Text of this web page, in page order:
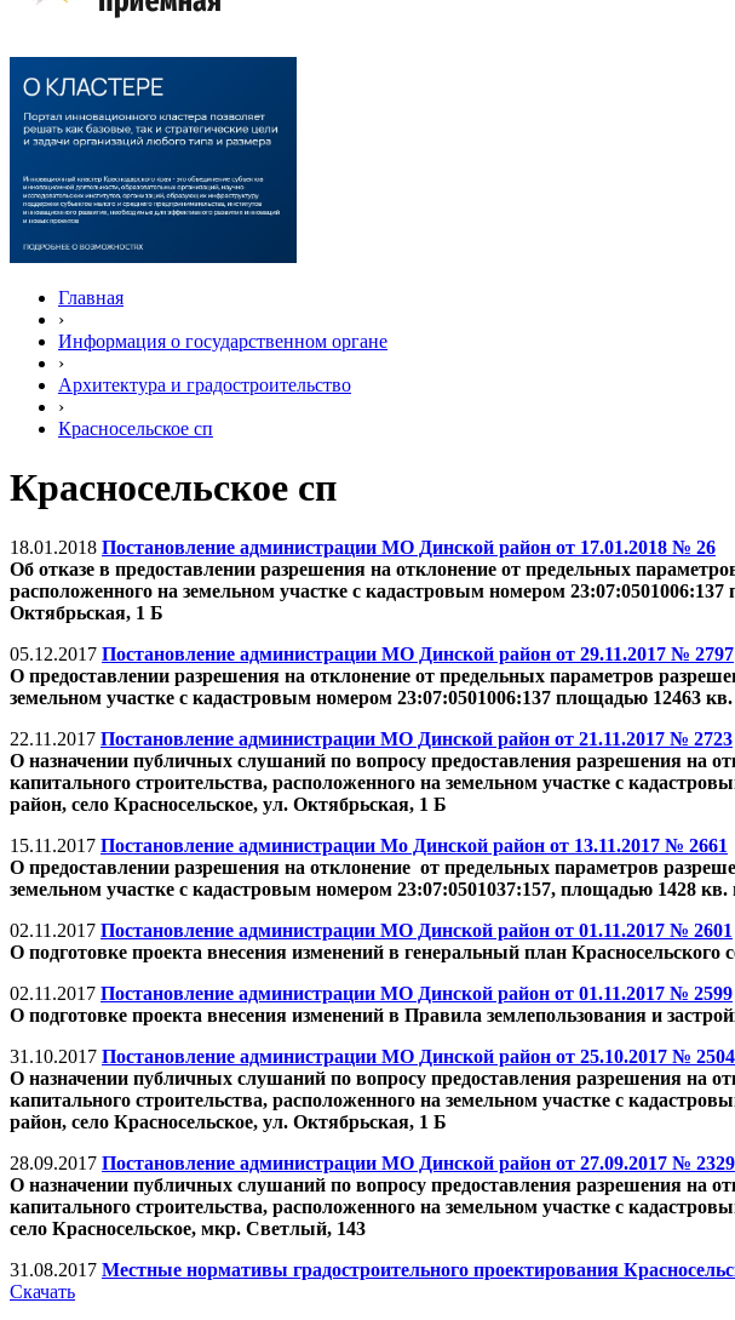
Главная
›
Информация о государственном органе
›
Архитектура и градостроительство
›
Красносельское сп
Красносельское сп
18.01.2018 Постановление администрации МО Динской район от 17.01.2018 № 26
Об отказе в предоставлении разрешения на отклонение от предельных
расположенного на земельном участке с кадастровым номером
Октябрьская, 1 Б
05.12.2017 Постановление администрации МО Динской район от 29.11.2017 № 2797
О предоставлении разрешения на отклонение от предельных параметров
земельном участке с кадастровым номером 23:07:0501006:137 площадью 12463
22.11.2017 Постановление администрации МО Динской район от 21.11.2017 № 2723
О назначении публичных слушаний по вопросу предоставления разрешения на
капитального строительства, расположенного на земельном участке с
район, село Красносельское, ул. Октябрьская, 1 Б
15.11.2017 Постановление администрации Мо Динской район от 13.11.2017 № 2661
О предоставлении разрешения на отклонение от предельных параметров
земельном участке с кадастровым номером 23:07:0501037:157, площадью 1428
02.11.2017 Постановление администрации МО Динской район от 01.11.2017 № 2601
О подготовке проекта внесения изменений в генеральный план Красносельского
02.11.2017 Постановление администрации МО Динской район от 01.11.2017 № 2599
О подготовке проекта внесения изменений в Правила землепользования и
31.10.2017 Постановление администрации МО Динской район от 25.10.2017 № 2504
О назначении публичных слушаний по вопросу предоставления разрешения на
капитального строительства, расположенного на земельном участке с
район, село Красносельское, ул. Октябрьская, 1 Б
28.09.2017 Постановление администрации МО Динской район от 27.09.2017 № 2329
О назначении публичных слушаний по вопросу предоставления разрешения на
капитального строительства, расположенного на земельном участке с
село Красносельское, мкр. Светлый, 143
31.08.2017 Местные нормативы градостроительного проектирования
Скачать